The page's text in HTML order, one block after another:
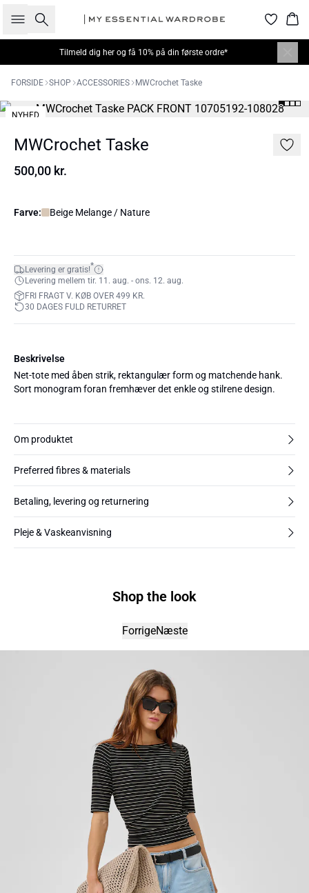
Søg
Tilmeld dig her og få 10% på din første ordre*
FORSIDE SHOP ACCESSORIES MWCrochet Taske
NYHED
MWCrochet Taske
500,00 kr.
Farve: Beige Melange / Nature
Levering er gratis!*
Levering mellem tir. 11. aug. - ons. 12. aug.
FRI FRAGT V. KØB OVER 499 KR.
30 DAGES FULD RETURRET
Beskrivelse
Net-tote med åben strik, rektangulær form og matchende hank.
Sort monogram foran fremhæver det enkle og stilrene design.
Om produktet
Preferred fibres & materials
Betaling, levering og returnering
Pleje & Vaskeanvisning
Shop the look
ForrigeNæste